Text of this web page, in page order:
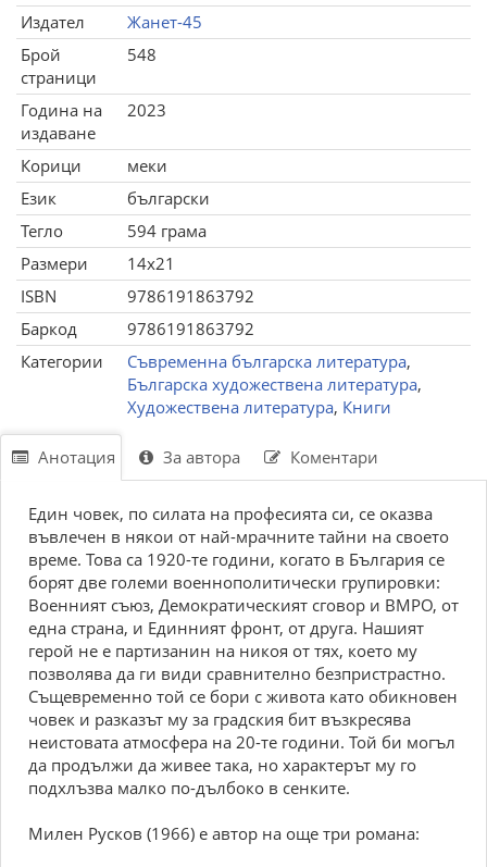
Издател
Жанет-45
Брой
страници
548
Година на
издаване
2023
Корици
меки
Език
български
Тегло
594 грама
Размери
14x21
ISBN
9786191863792
Баркод
9786191863792
Категории
Съвременна българска литература,
Българска художествена литература,
Художествена литература, Книги
Анотация За автора Коментари
Един човек, по силата на професията си, се оказва
въвлечен в някои от най-мрачните тайни на своето
време. Това са 1920-те години, когато в България се
борят две големи военнополитически групировки:
Военният съюз, Демократическият сговор и ВМРО, от
една страна, и Единният фронт, от друга. Нашият
герой не е партизанин на никоя от тях, което му
позволява да ги види сравнително безпристрастно.
Същевременно той се бори с живота като обикновен
човек и разказът му за градския бит възкресява
неистовата атмосфера на 20-те години. Той би могъл
да продължи да живее така, но характерът му го
подхлъзва малко по-дълбоко в сенките.
Милен Русков (1966) е автор на още три романа: